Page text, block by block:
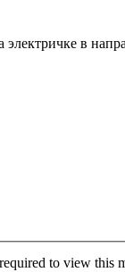
электричке в
to view this